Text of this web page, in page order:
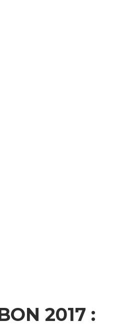
2017 :